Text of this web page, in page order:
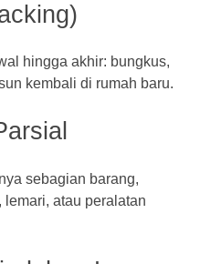
hingga akhir: bungkus,
kembali di rumah baru.
sebagian barang,
lemari, atau peralatan